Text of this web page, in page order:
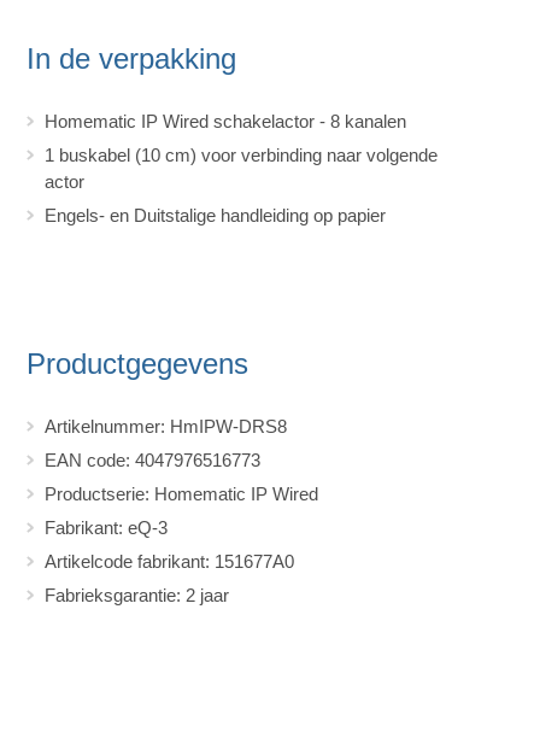
In de verpakking
Homematic IP Wired schakelactor - 8 kanalen
1 buskabel (10 cm) voor verbinding naar volgende
actor
Engels- en Duitstalige handleiding op papier
Productgegevens
Artikelnummer: HmIPW-DRS8
EAN code: 4047976516773
Productserie: Homematic IP Wired
Fabrikant: eQ-3
Artikelcode fabrikant: 151677A0
Fabrieksgarantie: 2 jaar